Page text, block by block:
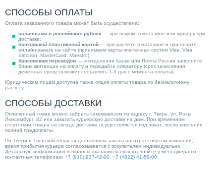
СПОСОБЫ ОПЛАТЫ
Оплата заказанного товара может быть осуществлена:
наличными в российских рублях — при покупке в магазине или курьеру при
доставке;
банковской пластиковой картой — при расчете в магазине и при оплате
онлайн-заказа на сайте (принимаем карты платежных систем Visa, Visa
Electron, MasterCard, Maestro);
банковским переводом — в отделении банка или Почты России заполните
бланк квитанции на оплату и передайте оператору (срок зачисления
денежных средств может составлять 1-3 дня с момента оплаты).
Юридическим лицам доступна также опция оплаты товара по безналичному
расчету.
СПОСОБЫ ДОСТАВКИ
Оплаченный товар можно забрать самовывозом по адресу г. Тверь, ул. Розы
Люксембург, 82 или заказать курьерскую доставку на дом. При временном
отсутствии товара на складе доставка осуществляется под заказ, после внесения
полной предоплаты.
По Твери и Тверской области доставляем заказы автотранспортом компании,
время прибытия курьера согласовывается с покупателем индивидуально.
Детальную информацию и нюансы оказания услуги уточняйте у менеджера по
контактным телефонам: +7 (910) 937-42-00 +7 (4822) 41-59-00